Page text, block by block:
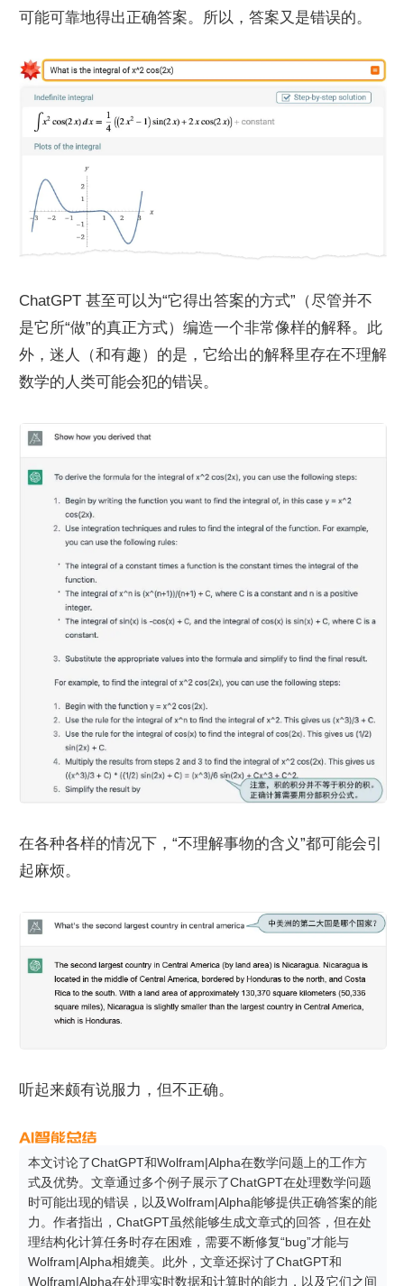
可能可靠地得出正确答案。所以，答案又是错误的。
ChatGPT 甚至可以为“它得出答案的方式”（尽管并不
是它所“做”的真正方式）编造一个非常像样的解释。此
外，迷人（和有趣）的是，它给出的解释里存在不理解
数学的人类可能会犯的错误。
在各种各样的情况下，“不理解事物的含义”都可能会引
起麻烦。
听起来颇有说服力，但不正确。
本文讨论了ChatGPT和Wolfram|Alpha在数学问题上的工作方
式及优势。文章通过多个例子展示了ChatGPT在处理数学问题
时可能出现的错误，以及Wolfram|Alpha能够提供正确答案的能
力。作者指出，ChatGPT虽然能够生成文章式的回答，但在处
理结构化计算任务时存在困难，需要不断修复“bug”才能与
Wolfram|Alpha相媲美。此外，文章还探讨了ChatGPT和
Wolfram|Alpha在处理实时数据和计算时的能力，以及它们之间